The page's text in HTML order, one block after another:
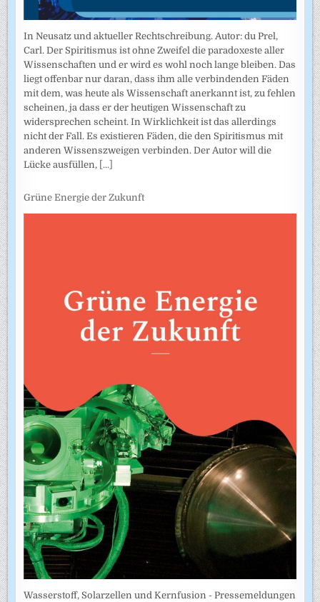
In Neusatz und aktueller Rechtschreibung. Autor: du Prel,
Carl. Der Spiritismus ist ohne Zweifel die paradoxeste aller
Wissenschaften und er wird es wohl noch lange bleiben. Das
liegt offenbar nur daran, dass ihm alle verbindenden Fäden
mit dem, was heute als Wissenschaft anerkannt ist, zu fehlen
scheinen, ja dass er der heutigen Wissenschaft zu
widersprechen scheint. In Wirklichkeit ist das allerdings
nicht der Fall. Es existieren Fäden, die den Spiritismus mit
anderen Wissenszweigen verbinden. Der Autor will die
Lücke ausfüllen, [...]
Grüne Energie der Zukunft
Wasserstoff, Solarzellen und Kernfusion - Pressemeldungen